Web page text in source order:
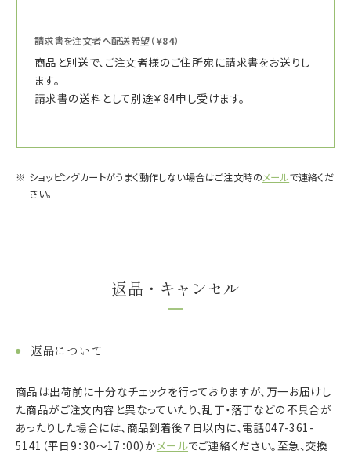
請求書を注文者へ配送希望（￥84）
商品と別送で、ご注文者様のご住所宛に請求書をお送りし
ます。
請求書の送料として別途￥84申し受けます。
ショッピングカートがうまく動作しない場合はご注文時のメールで連絡くだ
さい。
返品・キャンセル
返品について
商品は出荷前に十分なチェックを行っておりますが、万一お届けし
た商品がご注文内容と異なっていたり、乱丁・落丁などの不具合が
あったりした場合には、商品到着後７日以内に、電話047-361-
5141 （平日9：30～17：00）か メールでご連絡ください。至急、交換